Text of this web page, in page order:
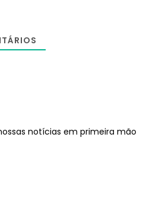
notícias em primeira mão